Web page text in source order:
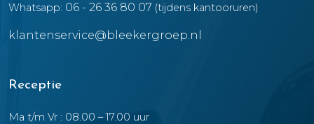
Whatsapp: 06 - 26 36 80 07 (tijdens kantooruren)
klantenservice@bleekergroep.nl
Receptie
Ma t/m Vr : 08.00 – 17.00 uur